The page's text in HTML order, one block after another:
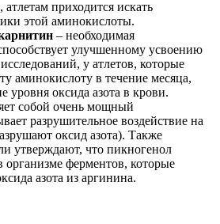
приходится искать
этой аминокислоты.
– необходимая
улучшенному усвоению
у атлетов, которые
аминокислоту в течение месяца,
уровня оксида азота в крови.
собой очень мощный
разрушительное воздействие на
оксид азота). Также
утверждают, что пикногенол
ферментов, которые
азота из аргинина.